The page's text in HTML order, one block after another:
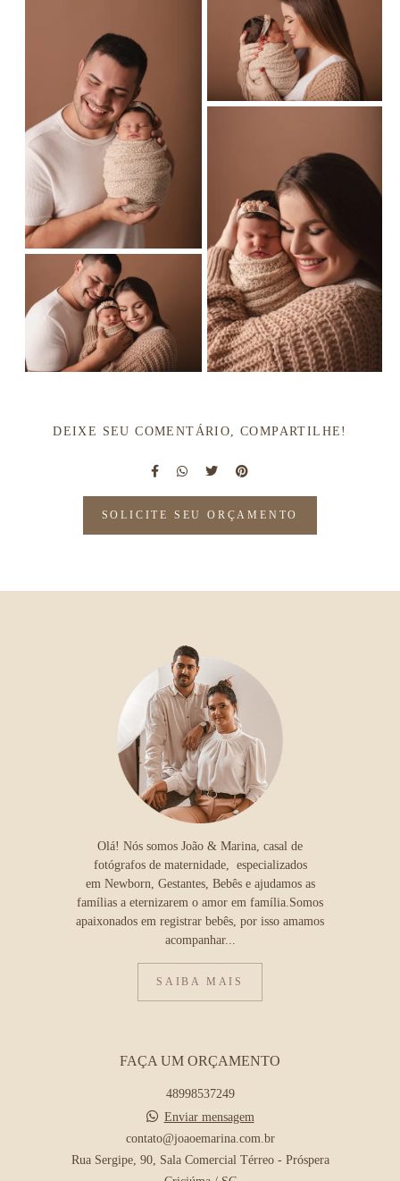
DEIXE SEU COMENTÁRIO, COMPARTILHE!
SOLICITE SEU ORÇAMENTO
Olá! Nós somos João & Marina, casal de
fotógrafos de maternidade, especializados
em Newborn, Gestantes, Bebês e ajudamos as
famílias a eternizarem o amor em família.Somos
apaixonados em registrar bebês, por isso amamos
acompanhar...
SAIBA MAIS
FAÇA UM ORÇAMENTO
48998537249
Enviar mensagem
contato@joaoemarina.com.br
Rua Sergipe, 90, Sala Comercial Térreo - Próspera